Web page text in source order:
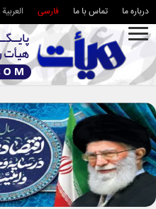
درباره ما تماس با ما فارسی العربية